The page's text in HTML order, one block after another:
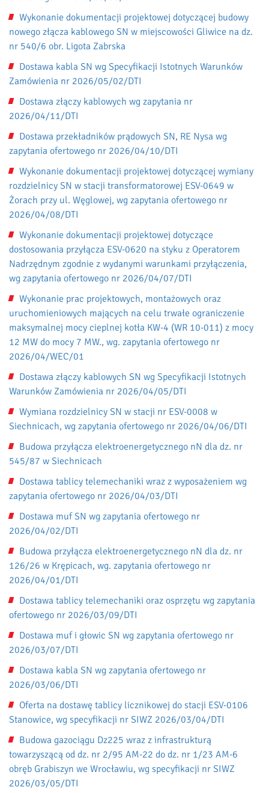
Wykonanie dokumentacji projektowej dotyczącej budowy
nowego złącza kablowego SN w miejscowości Gliwice na dz.
nr 540/6 obr. Ligota Zabrska
Dostawa kabla SN wg Specyfikacji Istotnych Warunków
Zamówienia nr 2026/05/02/DTI
Dostawa złączy kablowych wg zapytania nr
2026/04/11/DTI
Dostawa przekładników prądowych SN, RE Nysa wg
zapytania ofertowego nr 2026/04/10/DTI
Wykonanie dokumentacji projektowej dotyczącej wymiany
rozdzielnicy SN w stacji transformatorowej ESV-0649 w
Żorach przy ul. Węglowej, wg zapytania ofertowego nr
2026/04/08/DTI
Wykonanie dokumentacji projektowej dotyczące
dostosowania przyłącza ESV-0620 na styku z Operatorem
Nadrzędnym zgodnie z wydanymi warunkami przyłączenia,
wg zapytania ofertowego nr 2026/04/07/DTI
Wykonanie prac projektowych, montażowych oraz
uruchomieniowych mających na celu trwałe ograniczenie
maksymalnej mocy cieplnej kotła KW-4 (WR 10-011) z mocy
12 MW do mocy 7 MW., wg. zapytania ofertowego nr
2026/04/WEC/01
Dostawa złączy kablowych SN wg Specyfikacji Istotnych
Warunków Zamówienia nr 2026/04/05/DTI
Wymiana rozdzielnicy SN w stacji nr ESV-0008 w
Siechnicach, wg zapytania ofertowego nr 2026/04/06/DTI
Budowa przyłącza elektroenergetycznego nN dla dz. nr
545/87 w Siechnicach
Dostawa tablicy telemechaniki wraz z wyposażeniem wg
zapytania ofertowego nr 2026/04/03/DTI
Dostawa muf SN wg zapytania ofertowego nr
2026/04/02/DTI
Budowa przyłącza elektroenergetycznego nN dla dz. nr
126/26 w Krępicach, wg. zapytania ofertowego nr
2026/04/01/DTI
Dostawa tablicy telemechaniki oraz osprzętu wg zapytania
ofertowego nr 2026/03/09/DTI
Dostawa muf i głowic SN wg zapytania ofertowego nr
2026/03/07/DTI
Dostawa kabla SN wg zapytania ofertowego nr
2026/03/06/DTI
Oferta na dostawę tablicy licznikowej do stacji ESV-0106
Stanowice, wg specyfikacji nr SIWZ 2026/03/04/DTI
Budowa gazociągu Dz225 wraz z infrastrukturą
towarzyszącą od dz. nr 2/95 AM-22 do dz. nr 1/23 AM-6
obręb Grabiszyn we Wrocławiu, wg specyfikacji nr SIWZ
2026/03/05/DTI